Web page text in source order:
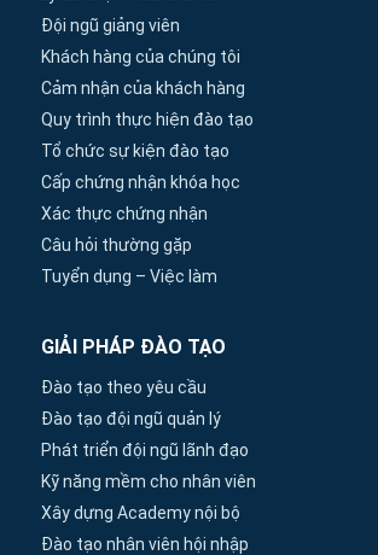
Đội ngũ giảng viên
Khách hàng của chúng tôi
Cảm nhận của khách hàng
Quy trình thực hiện đào tạo
Tổ chức sự kiện đào tạo
Cấp chứng nhận khóa học
Xác thực chứng nhận
Câu hỏi thường gặp
Tuyển dụng – Việc làm
GIẢI PHÁP ĐÀO TẠO
Đào tạo theo yêu cầu
Đào tạo đội ngũ quản lý
Phát triển đội ngũ lãnh đạo
Kỹ năng mềm cho nhân viên
Xây dựng Academy nội bộ
Đào tạo nhân viên hội nhập